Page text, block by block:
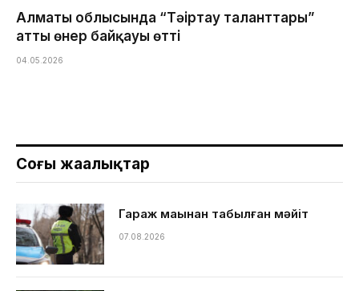
Алматы облысында “Тәңіртау таланттары”
атты өнер байқауы өтті
04.05.2026
Соңғы жаңалықтар
Гараж маңынан табылған мәйіт
07.08.2026